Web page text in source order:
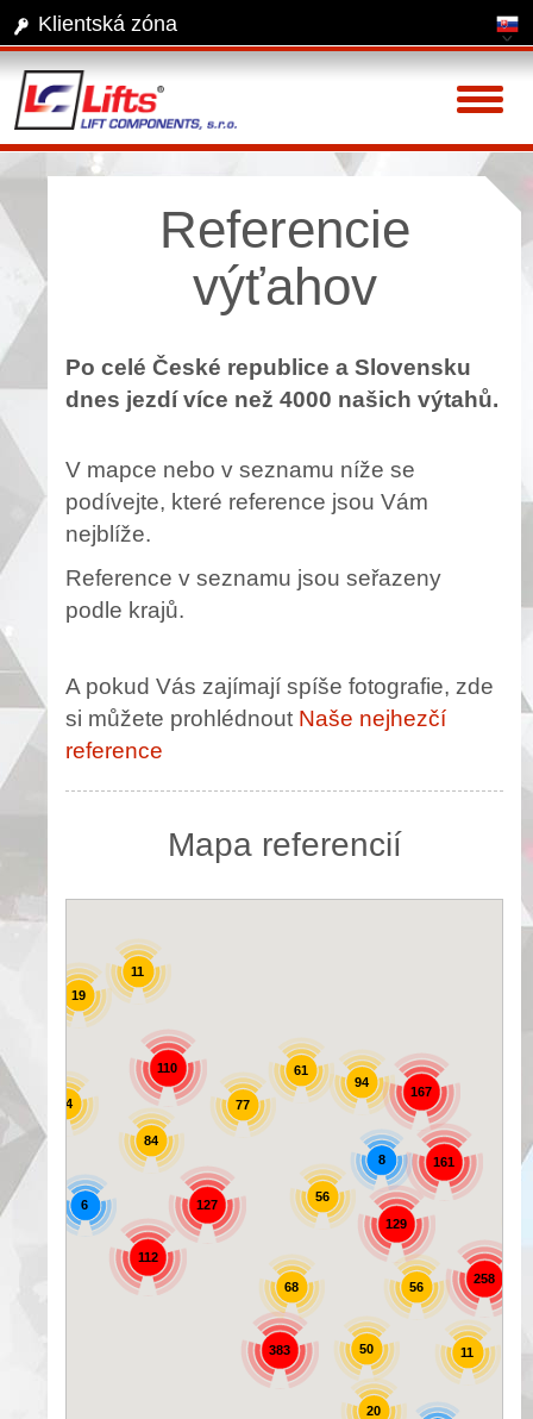
Klientská zóna
Referencie
výťahov
Po celé České republice a Slovensku
dnes jezdí více než 4000 našich výtahů.
V mapce nebo v seznamu níže se
podívejte, které reference jsou Vám
nejblíže.
Reference v seznamu jsou seřazeny
podle krajů.
A pokud Vás zajímají spíše fotografie, zde
si můžete prohlédnout Naše nejhezčí
reference
Mapa referencií
167
110
56
127
50
56
383
77
94
61
161
112
258
20
11
68
84
11
129
44
19
8
6